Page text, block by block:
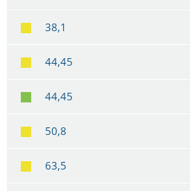
38,1
44,45
44,45
50,8
63,5